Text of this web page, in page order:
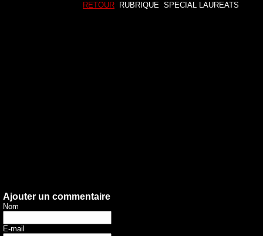
RETOUR
RUBRIQUE SPECIAL LAUREATS
Ajouter un commentaire
Nom
E-mail